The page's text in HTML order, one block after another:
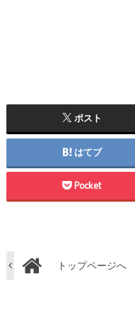
ポスト
はてブ
Pocket
トップページへ